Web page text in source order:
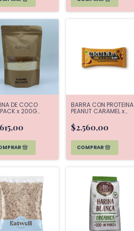
DE COCO
x 200G
BARRA CON PROTEINA
PEANUT CARAMEL x
$2.560,00